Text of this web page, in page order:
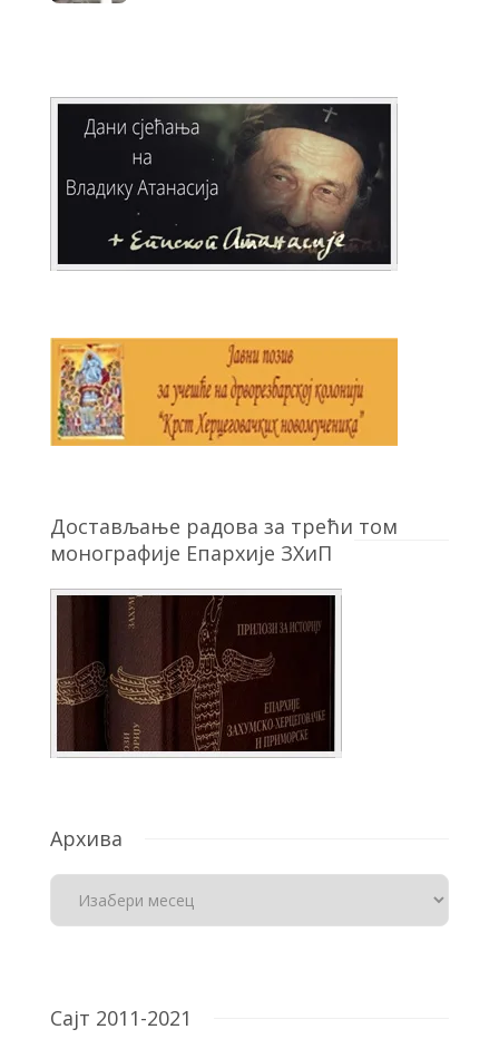
Достављање радова за трећи том
монографије Епархије ЗХиП
Архива
Сајт 2011-2021